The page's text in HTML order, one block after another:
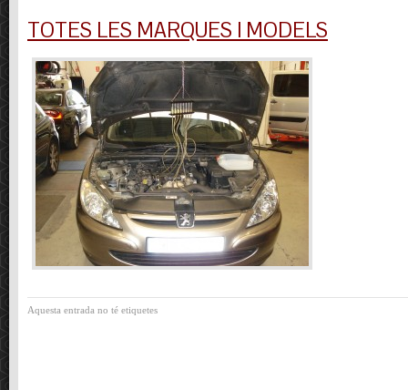
TOTES LES MARQUES I MODELS
Aquesta entrada no té etiquetes